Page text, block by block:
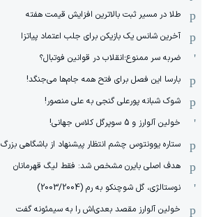
طلا در مسیر ثبت بالاترین افزایش قیمت هفته
آخرین شانس یک بازیکن برای جلب اعتماد پیاتزا
ضربه سر ممنوع؛انقلاب در قوانین فوتبال؟
بارسا این فصل برای فتح همه جام‌ها می‌جنگد!
شوک شبانه پورعلی گنجی به علی منصور!
خولین آلوارز و 5 سوپرگل کلاس جهانی!
ستاره یوونتوس چشم انتظار پیشنهاد از باشگاهی بزرگ
هدف اصلی بایرن مشخص شد: فقط لیگ قهرمانان
نوستالژی، گل شوچنکو به رم (2003/2004)
خولین آلوارز مقصد بعدی‌اش را به سیمئونه گفت